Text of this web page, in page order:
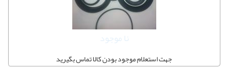
نا موجود
جهت استعلام موجود بودن کالا تماس بگیرید